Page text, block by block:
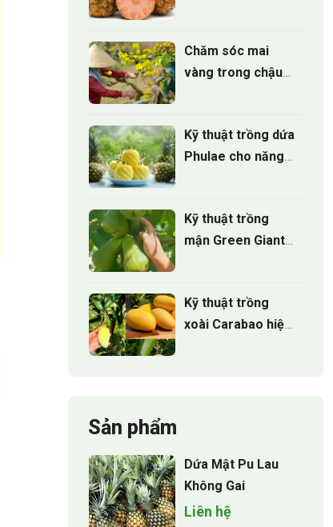
Chăm sóc mai
vàng trong chậu
quanh năm
Kỹ thuật trồng dứa
Phulae cho năng
Kỹ thuật trồng
mận Green Giant
Kỹ thuật trồng
xoài Carabao hiệu
Sản phẩm
Dứa Mật Pu Lau
Không Gai
Liên hệ